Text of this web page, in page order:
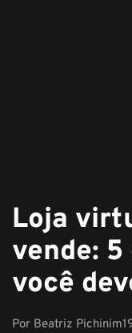
Loja
vende:
você
Por Beatriz Pichinim